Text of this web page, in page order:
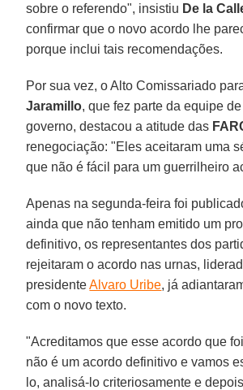
sobre o referendo", insistiu De la
confirmar que o novo acordo lhe
porque inclui tais recomendações.
Por sua vez, o Alto Comissariado
Jaramillo, que fez parte da equipe
governo, destacou a atitude das
renegociação: "Eles aceitaram uma
que não é fácil para um guerrilheiro
Apenas na segunda-feira foi
ainda que não tenham emitido um
definitivo, os representantes dos
rejeitaram o acordo nas urnas,
presidenteAlvaro Uribe, já
com o novo texto.
"Acreditamos que esse acordo que
não é um acordo definitivo e vamos
lo, analisá-lo criteriosamente e